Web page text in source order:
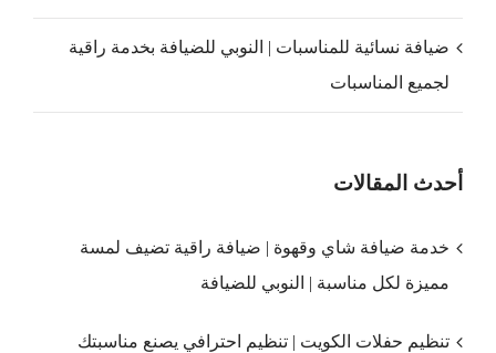
ضيافة نسائية للمناسبات | النوبي للضيافة بخدمة راقية
لجميع المناسبات
أحدث المقالات
خدمة ضيافة شاي وقهوة | ضيافة راقية تضيف لمسة
مميزة لكل مناسبة | النوبي للضيافة
تنظيم حفلات الكويت | تنظيم احترافي يصنع مناسبتك